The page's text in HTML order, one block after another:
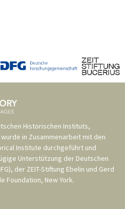
Historischen Instituts,
in Zusammenarbeit mit den
Institute durchgeführt und
Unterstützung der Deutschen
, der ZEIT-Stiftung Ebelin und Gerd
Foundation, New York.